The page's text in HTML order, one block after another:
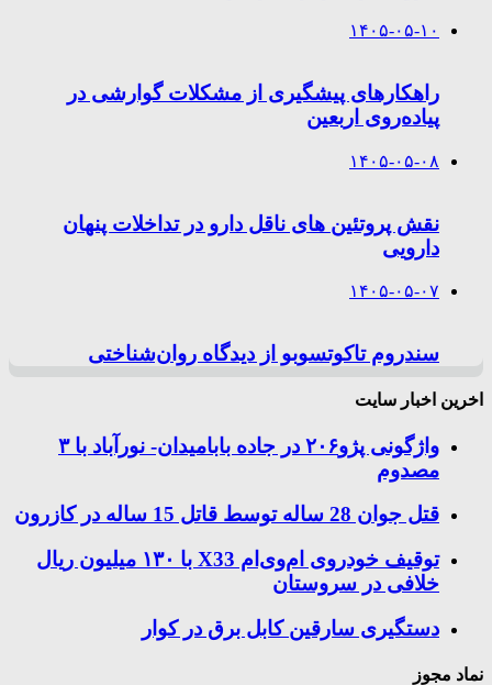
۱۴۰۵-۰۵-۱۰
راهکارهای پیشگیری از مشکلات گوارشی در
پیاده‌روی اربعین
۱۴۰۵-۰۵-۰۸
نقش پروتئین های ناقل دارو در تداخلات پنهان
دارویی
۱۴۰۵-۰۵-۰۷
سندروم تاکوتسوبو از دیدگاه روان‌شناختی
اخرین اخبار سایت
واژگونی پژو۲۰۶ در جاده بابامیدان- نورآباد با ۳
مصدوم
قتل جوان 28 ساله توسط قاتل 15 ساله در کازرون
توقیف خودروی ام‌وی‌ام X33 با ۱۳۰ میلیون ریال
خلافی در سروستان
دستگیری سارقین کابل برق در کوار
نماد مجوز